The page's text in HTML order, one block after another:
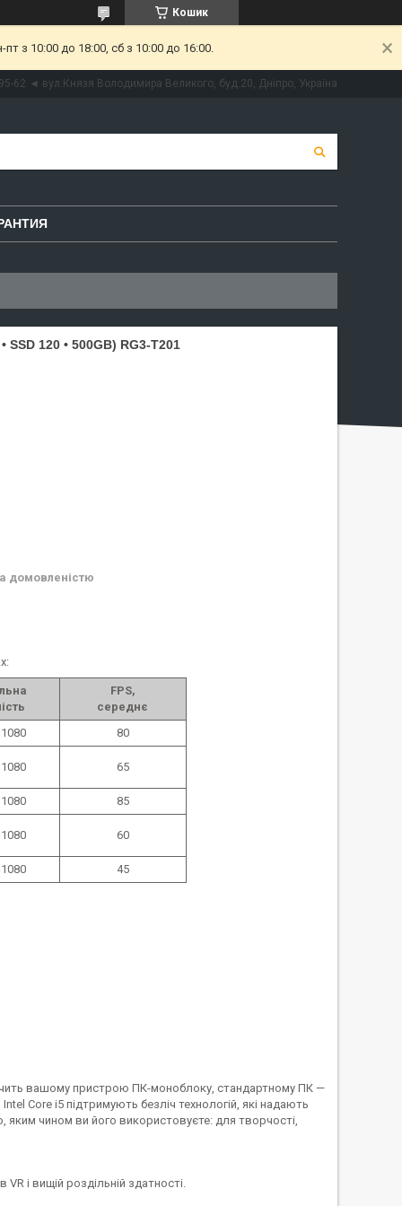
Кошик
з 10:00 до 18:00, сб з 10:00 до 16:00.
62 ◄ вул.Князя Володимира Великого, буд.20, Дніпро, Україна
SSD 120 • 500GB) RG3-T201
домовленістю
FPS,
середнє
80
65
85
60
45
вашому пристрою ПК-моноблоку, стандартному ПК —
Core i5 підтримують безліч технологій, які надають
яким чином ви його використовуєте: для творчості,
VR і вищій роздільній здатності.